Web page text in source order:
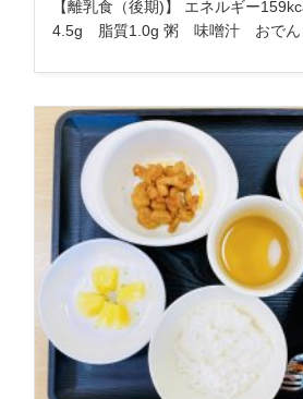
【離乳食（後期)】 エネルギー
4.5g 脂質1.0g 粥 味噌汁 おで